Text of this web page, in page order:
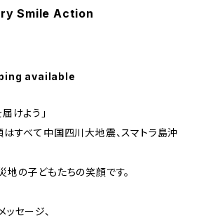
Smile Action
available
けよう」
はすべて中国四川大地震、スマトラ島沖
の子どもたちの笑顔です。
セージ、